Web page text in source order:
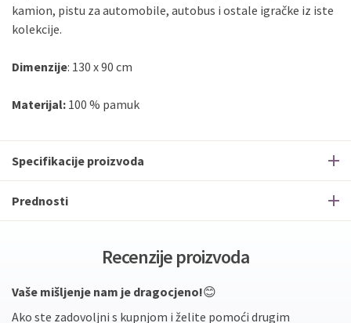
kamion, pistu za automobile, autobus i ostale igračke iz iste
kolekcije.
Dimenzije: 130 x 90 cm
Materijal: 100 % pamuk
Specifikacije proizvoda
Prednosti
Recenzije proizvoda
Vaše mišljenje nam je dragocjeno!😊
Ako ste zadovoljni s kupnjom i želite pomoći drugim